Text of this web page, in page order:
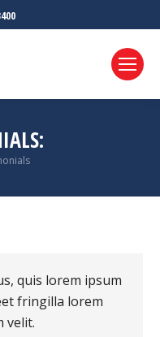
quis lorem ipsum
fringilla lorem
velit.